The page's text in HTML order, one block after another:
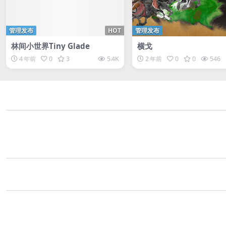
HOT
管理发布
林间小世界Tiny Glade
4 年前 0 3 5.4K
管理发布
横戈
2 年前 0 0 546